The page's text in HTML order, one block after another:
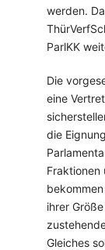
werden.
ParlKK
Die
eine
die
Fraktionen
ihrer
Gleiches